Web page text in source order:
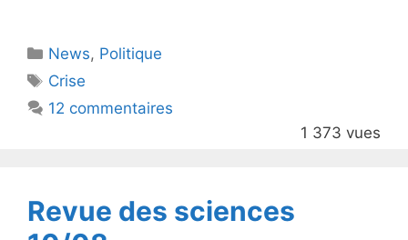
er e
o
Catégories
News, Politique
Étiquettes
Crise
12 commentaires
1 373 vues
Revue des sciences